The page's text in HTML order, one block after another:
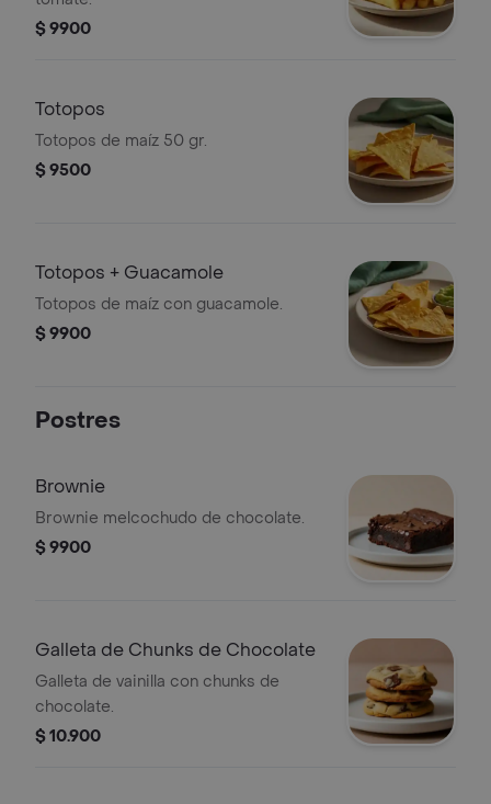
$ 9900
Totopos
Totopos de maíz 50 gr.
$ 9500
Totopos + Guacamole
Totopos de maíz con guacamole.
$ 9900
Postres
Brownie
Brownie melcochudo de chocolate.
$ 9900
Galleta de Chunks de Chocolate
Galleta de vainilla con chunks de
chocolate.
$ 10.900